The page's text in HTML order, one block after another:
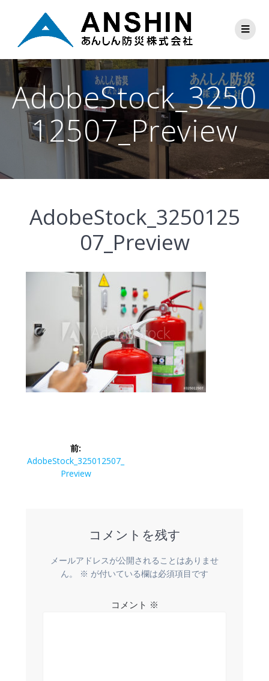
AdobeStock_3250
12507_Preview
AdobeStock_3250125
07_Preview
前:
AdobeStock_325012507_
Preview
コメントを残す
メールアドレスが公開されることはありませ
ん。
※ が付いている欄は必須項目です
コメント ※